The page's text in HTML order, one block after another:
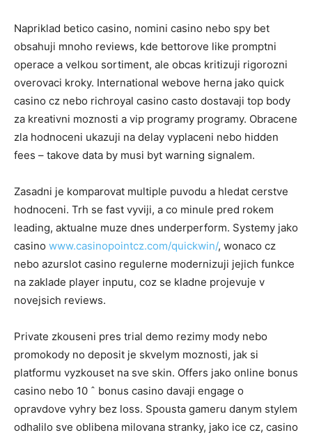
Napriklad betico casino, nomini casino nebo spy bet
obsahuji mnoho reviews, kde bettorove like promptni
operace a velkou sortiment, ale obcas kritizuji rigorozni
overovaci kroky. International webove herna jako quick
casino cz nebo richroyal casino casto dostavaji top body
za kreativni moznosti a vip programy programy. Obracene
zla hodnoceni ukazuji na delay vyplaceni nebo hidden
fees – takove data by musi byt warning signalem.
Zasadni je komparovat multiple puvodu a hledat cerstve
hodnoceni. Trh se fast vyviji, a co minule pred rokem
leading, aktualne muze dnes underperform. Systemy jako
casino www.casinopointcz.com/quickwin/, wonaco cz
nebo azurslot casino regulerne modernizuji jejich funkce
na zaklade player inputu, coz se kladne projevuje v
novejsich reviews.
Private zkouseni pres trial demo rezimy mody nebo
promokody no deposit je skvelym moznosti, jak si
platformu vyzkouset na sve skin. Offers jako online bonus
casino nebo 10 ˆ bonus casino davaji engage o
opravdove vyhry bez loss. Spousta gameru danym stylem
odhalilo sve oblibena milovana stranky, jako ice cz, casino